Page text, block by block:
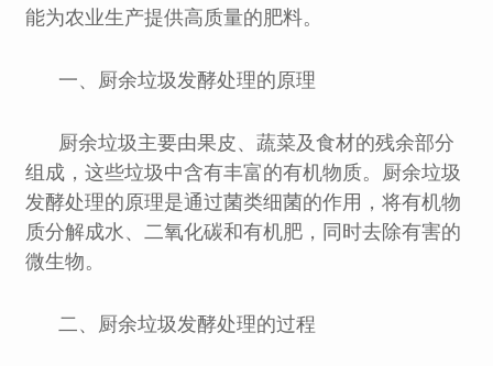
能为农业生产提供高质量的肥料。
一、厨余垃圾发酵处理的原理
厨余垃圾主要由果皮、蔬菜及食材的残余部分
组成，这些垃圾中含有丰富的有机物质。厨余垃圾
发酵处理的原理是通过菌类细菌的作用，将有机物
质分解成水、二氧化碳和有机肥，同时去除有害的
微生物。
二、厨余垃圾发酵处理的过程